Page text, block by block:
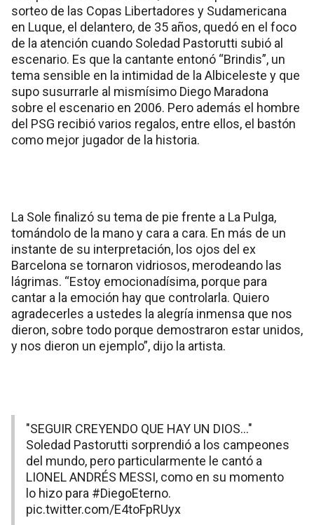
sorteo de las Copas Libertadores y Sudamericana
en Luque, el delantero, de 35 años, quedó en el foco
de la atención cuando Soledad Pastorutti subió al
escenario. Es que la cantante entonó “Brindis”, un
tema sensible en la intimidad de la Albiceleste y que
supo susurrarle al mismísimo Diego Maradona
sobre el escenario en 2006. Pero además el hombre
del PSG recibió varios regalos, entre ellos, el bastón
como mejor jugador de la historia.
La Sole finalizó su tema de pie frente a La Pulga,
tomándolo de la mano y cara a cara. En más de un
instante de su interpretación, los ojos del ex
Barcelona se tornaron vidriosos, merodeando las
lágrimas. “Estoy emocionadísima, porque para
cantar a la emoción hay que controlarla. Quiero
agradecerles a ustedes la alegría inmensa que nos
dieron, sobre todo porque demostraron estar unidos,
y nos dieron un ejemplo”, dijo la artista.
"SEGUIR CREYENDO QUE HAY UN DIOS…"
Soledad Pastorutti sorprendió a los campeones
del mundo, pero particularmente le cantó a
LIONEL ANDRÉS MESSI, como en su momento
lo hizo para #DiegoEterno.
pic.twitter.com/E4toFpRUyx